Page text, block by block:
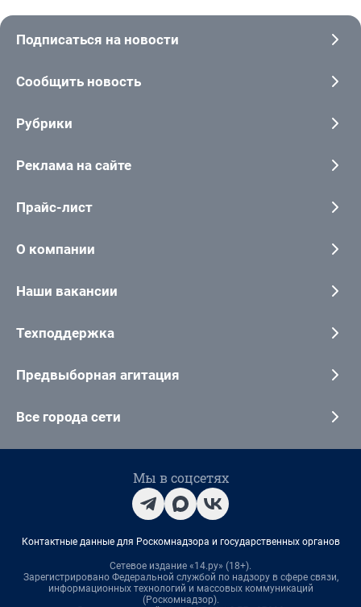
Подписаться на новости
Сообщить новость
Рубрики
Реклама на сайте
Прайс-лист
О компании
Наши вакансии
Техподдержка
Предвыборная агитация
Все города сети
Мы в соцсетях
Контактные данные для Роскомнадзора и государственных органов
Сетевое издание «14.ру» (18+).
Зарегистрировано Федеральной службой по надзору в сфере связи,
информационных технологий и массовых коммуникаций
(Роскомнадзор).